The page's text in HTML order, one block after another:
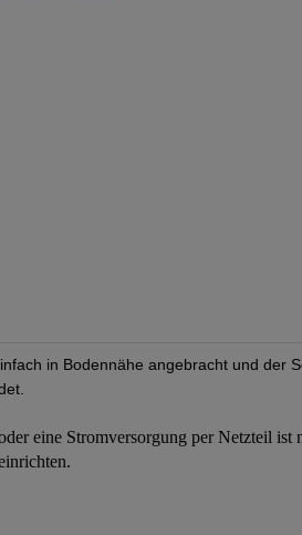
in Bodennähe angebracht und der
eine Stromversorgung per Netzteil